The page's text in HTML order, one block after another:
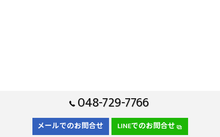
048-729-7766
メールでのお問合せ LINEでのお問合せ